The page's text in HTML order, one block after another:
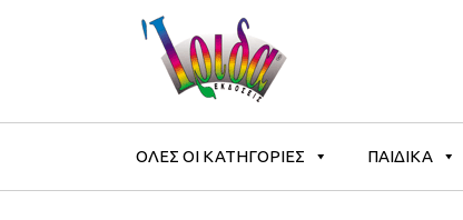
ΟΛΕΣ ΟΙ ΚΑΤΗΓΟΡΙΕΣ ΠΑΙΔΙΚΑ